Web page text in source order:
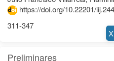
https://doi.org/10.22201/
311-347
Preliminares